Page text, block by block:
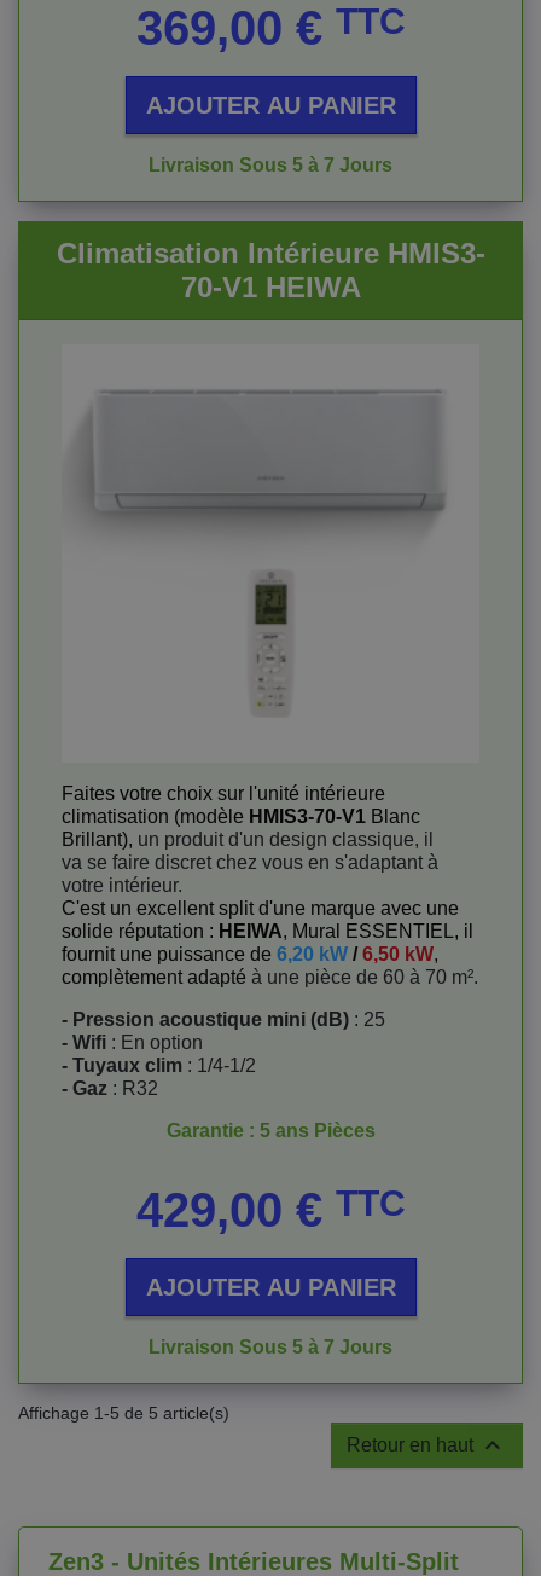
369,00 € TTC
AJOUTER AU PANIER
Livraison Sous 5 à 7 Jours
Climatisation Intérieure HMIS3-
70-V1 HEIWA
Faites votre choix sur l'unité intérieure
climatisation (modèle HMIS3-70-V1 Blanc
Brillant), un produit d'un design classique, il
va se faire discret chez vous en s'adaptant à
votre intérieur.
C'est un excellent split d'une marque avec une
solide réputation : HEIWA, Mural ESSENTIEL, il
fournit une puissance de 6,20 kW /6,50 kW,
complètement adapté à une pièce de 60 à 70 m².
- Pression acoustique mini (dB) : 25
- Wifi : En option
- Tuyaux clim : 1/4-1/2
- Gaz : R32
Garantie : 5 ans Pièces
429,00 € TTC
AJOUTER AU PANIER
Livraison Sous 5 à 7 Jours
Affichage 1-5 de 5 article(s)
Retour en haut 
Zen3 - Unités Intérieures Multi-Split